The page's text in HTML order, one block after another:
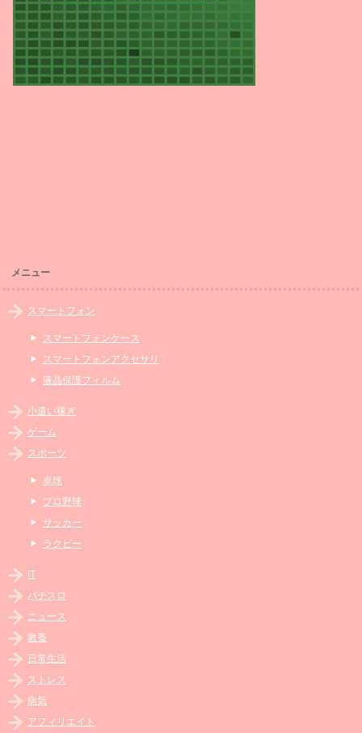
メニュー
スマートフォン
スマートフォンケース
スマートフォンアクセサリ
液晶保護フィルム
小遣い稼ぎ
ゲーム
スポーツ
卓球
プロ野球
サッカー
ラクビー
IT
パチスロ
ニュース
教養
日常生活
ストレス
病気
アフィリエイト